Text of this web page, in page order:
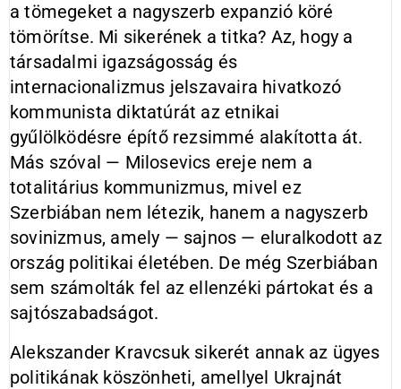
a tömegeket a nagyszerb expanzió köré
tömörítse. Mi sikerének a titka? Az, hogy a
társadalmi igazságosság és
internacionalizmus jelszavaira hivatkozó
kommunista diktatúrát az etnikai
gyűlölködésre építő rezsimmé alakította át.
Más szóval — Milosevics ereje nem a
totalitárius kommunizmus, mivel ez
Szerbiában nem létezik, hanem a nagyszerb
sovinizmus, amely — sajnos — eluralkodott az
ország politikai életében. De még Szerbiában
sem számolták fel az ellenzéki pártokat és a
sajtószabadságot.
Alekszander Kravcsuk sikerét annak az ügyes
politikának köszönheti, amellyel Ukrajnát